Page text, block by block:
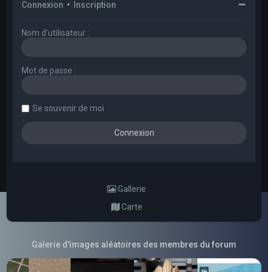
Connexion • Inscription
Nom d’utilisateur :
Mot de passe :
Se souvenir de moi
Gallerie
Carte
Galerie d'images aléatoires des membres du forum